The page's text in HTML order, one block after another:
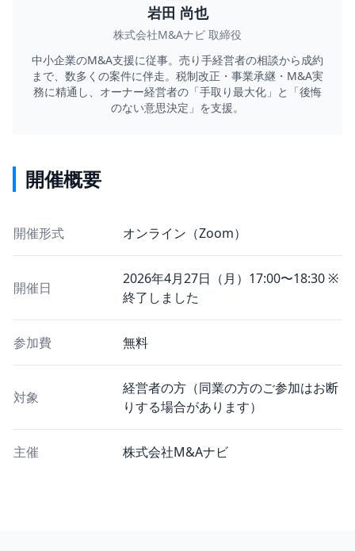
岩田 尚也
株式会社M&Aナビ 取締役
中小企業のM&A支援に従事。売り手経営者の相談から成約
まで、数多くの案件に伴走。税制改正・事業承継・M&A実
務に精通し、オーナー経営者の「手取り最大化」と「後悔
のない意思決定」を支援。
開催概要
開催形式 オンライン（Zoom）
開催日
2026年4月27日（月）17:00〜18:30 ※
終了しました
参加費 無料
対象
経営者の方（同業の方のご参加はお断
りする場合があります）
主催 株式会社M&Aナビ